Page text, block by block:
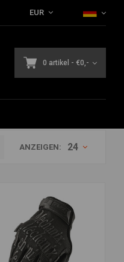
EUR
0 artikel - €0,-
ANZEIGEN: 24